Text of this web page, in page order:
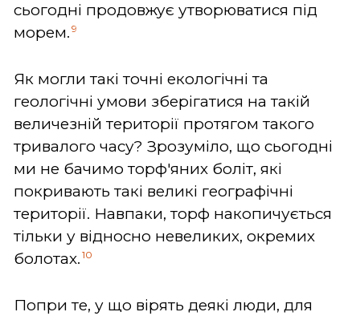
сьогодні продовжує утворюватися під
морем. 9
Як могли такі точні екологічні та
геологічні умови зберігатися на такій
величезній території протягом такого
тривалого часу? Зрозуміло, що сьогодні
ми не бачимо торф'яних боліт, які
покривають такі великі географічні
території. Навпаки, торф накопичується
тільки у відносно невеликих, окремих
болотах. 10
Попри те, у що вірять деякі люди, для